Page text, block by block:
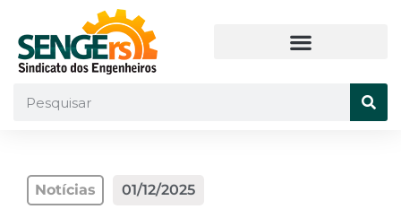
Notícias 01/12/2025